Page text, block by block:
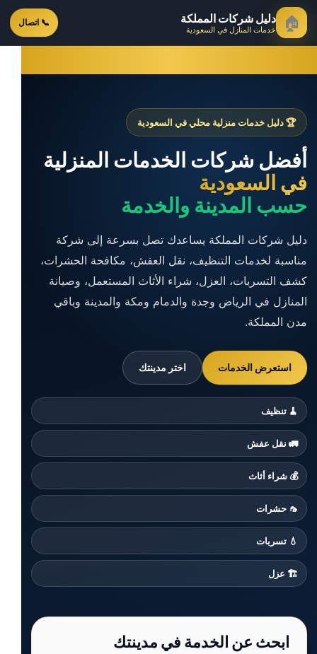
🏠 دليل شركات المملكة
خدمات المنازل في السعودية 📞 اتصال
🏆 دليل خدمات منزلية محلي في السعودية
أفضل شركات الخدمات المنزلية
في السعودية
حسب المدينة والخدمة
دليل شركات المملكة يساعدك تصل بسرعة إلى شركة
مناسبة لخدمات التنظيف، نقل العفش، مكافحة الحشرات،
كشف التسربات، العزل، شراء الأثاث المستعمل، وصيانة
المنازل في الرياض وجدة والدمام ومكة والمدينة وباقي
مدن المملكة.
استعرض الخدمات اختر مدينتك
🧹 تنظيف
🚛 نقل عفش
💰 شراء أثاث
🦟 حشرات
💧 تسربات
🏗️ عزل
ابحث عن الخدمة في مدينتك